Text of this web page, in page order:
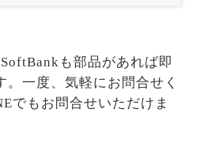
も部品があれば即
。一度、気軽にお問合せく
でもお問合せいただけま